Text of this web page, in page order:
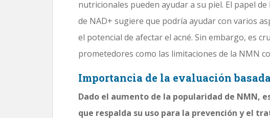
nutricionales pueden ayudar a su piel. El papel
de NAD+ sugiere que podría ayudar con varios
el potencial de afectar el acné. Sin embargo, es
prometedores como las limitaciones de la NMN
Importancia de la evaluación
Dado el aumento de la popularidad de NMN,
que respalda su uso para la prevención y el